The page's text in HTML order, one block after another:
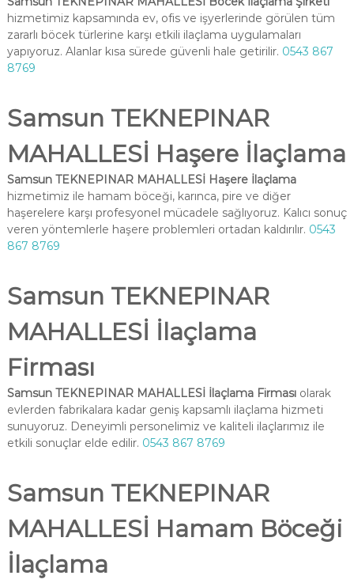
hizmetimiz kapsamında ev, ofis ve işyerlerinde görülen tüm
zararlı böcek türlerine karşı etkili ilaçlama uygulamaları
yapıyoruz. Alanlar kısa sürede güvenli hale getirilir. 0543 867
8769
Samsun TEKNEPINAR
MAHALLESİ Haşere İlaçlama
Samsun TEKNEPINAR MAHALLESİ Haşere İlaçlama
hizmetimiz ile hamam böceği, karınca, pire ve diğer
haşerelere karşı profesyonel mücadele sağlıyoruz. Kalıcı sonuç
veren yöntemlerle haşere problemleri ortadan kaldırılır. 0543
867 8769
Samsun TEKNEPINAR
MAHALLESİ İlaçlama
Firması
Samsun TEKNEPINAR MAHALLESİ İlaçlama Firmasıolarak
evlerden fabrikalara kadar geniş kapsamlı ilaçlama hizmeti
sunuyoruz. Deneyimli personelimiz ve kaliteli ilaçlarımız ile
etkili sonuçlar elde edilir. 0543 867 8769
Samsun TEKNEPINAR
MAHALLESİ Hamam Böceği
İlaçlama